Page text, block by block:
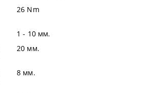
26 Nm
1 - 10 мм.
20 мм.
8 мм.